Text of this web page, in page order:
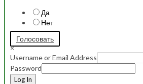
Да
Нет
Голосовать
×
Username or Email Address
Password
Log In